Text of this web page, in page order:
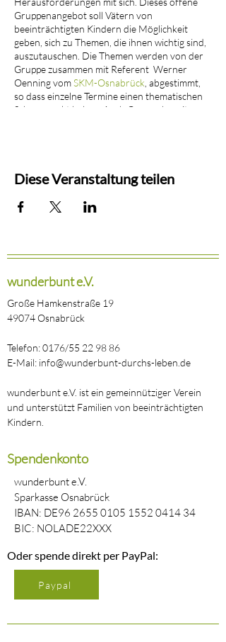
Gruppenangebot soll Vätern von
beeinträchtigten Kindern die Möglichkeit
geben, sich zu Themen, die ihnen wichtig sind,
auszutauschen. Die Themen werden von der
Gruppe zusammen mit Referent Werner
Oenning vomSKM-Osnabrück , abgestimmt,
so dass einzelne Termine einen thematischen
Schwerpunkt haben. Auch Gespräche mit
Supervisor DGSv, Männer- und Väterberater
und selbst auch betroffener Vater.
Diese Veranstaltung teilen
wunderbunt e.V.
Große Hamkenstraße 19
49074 Osnabrück
Telefon: 0176/55 22 98 86
E-Mail: info@wunderbunt-durchs-leben.de
wunderbunt e.V. ist ein gemeinnütziger Verein
und unterstützt Familien von beeinträchtigten
Kindern.
Spendenkonto
wunderbunt e.V.
Sparkasse Osnabrück
IBAN: DE96 2655 0105 1552 0414 34
BIC: NOLADE22XXX
Oder spende direkt per PayPal:
Paypal